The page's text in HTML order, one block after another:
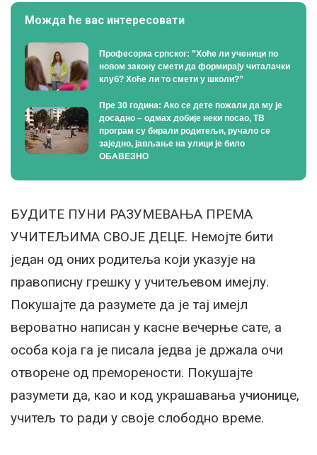
Можда ће вас интересовати
Професорка српског: ”Хоће ли ученици по
новом закону смети да формирају читалачки
клуб? Хоће ли то смети у школи?”
Пре 30 година: Ако се дете пожали да му је
досадно – одмах добије неки посао, ТВ
програм су бирали родитељи, ручало се
заједно, јављање на улици је било
ОБАВЕЗНО
БУДИТЕ ПУНИ РАЗУМЕВАЊА ПРЕМА
УЧИТЕЉИМА СВОЈЕ ДЕЦЕ. Немојте бити
један од оних родитеља који указује на
правописну грешку у учитељевом имејлу.
Покушајте да разумете да је тај имејл
вероватно написан у касне вечерње сате, а
особа која га је писала једва је држала очи
отворене од преморености. Покушајте
разумети да, као и код украшавања учионице,
учитељ то ради у своје слободно време.